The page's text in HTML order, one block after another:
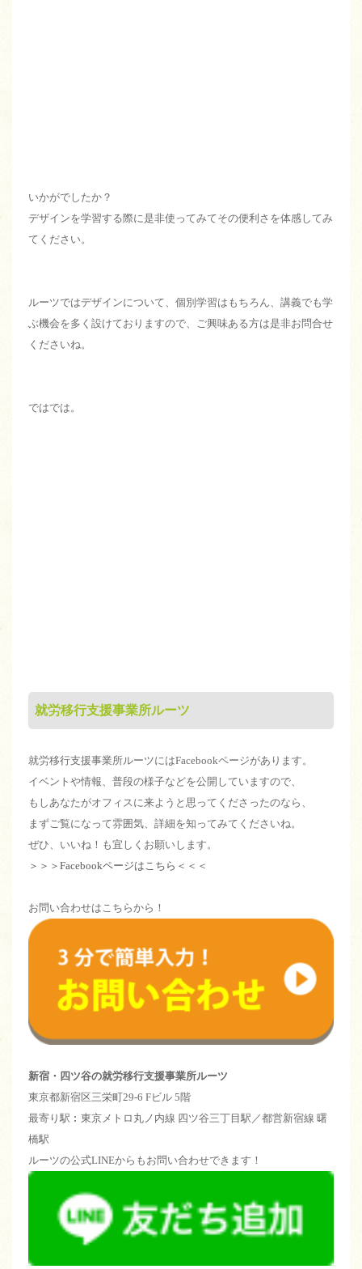
いかがでしたか？
デザインを学習する際に是非使ってみてその便利さを体感してみ
てください。
ルーツではデザインについて、個別学習はもちろん、講義でも学
ぶ機会を多く設けておりますので、ご興味ある方は是非お問合せ
くださいね。
ではでは。
就労移行支援事業所ルーツ
就労移行支援事業所ルーツにはFacebookページがあります。
イベントや情報、普段の様子などを公開していますので、
もしあなたがオフィスに来ようと思ってくださったのなら、
まずご覧になって雰囲気、詳細を知ってみてくださいね。
ぜひ、いいね！も宜しくお願いします。
＞＞＞Facebookページはこちら＜＜＜
お問い合わせはこちらから！
新宿・四ツ谷の就労移行支援事業所ルーツ
東京都新宿区三栄町29-6 Fビル 5階
最寄り駅︰東京メトロ丸ノ内線 四ツ谷三丁目駅／都営新宿線 曙
橋駅
ルーツの公式LINEからもお問い合わせできます！